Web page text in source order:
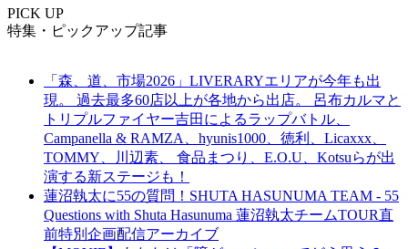
PICK UP
特集・ピックアップ記事
「森、道、市場2026」LIVERARYエリアが今年も出
現。 過去最多60店以上が各地から出店。 呂布カルマと
トリプルファイヤー吉田によるラップバトル、
Campanella & RAMZA、hyunis1000、徳利、Licaxxx、
TOMMY、川辺素、 食品まつり、E.O.U、Kotsuらが出
演する新ステージも！
蓮沼執太に55の質問！SHUTA HASUNUMA TEAM - 55
Questions with Shuta Hasunuma 蓮沼執太チームTOUR直
前特別企画配信アーカイブ